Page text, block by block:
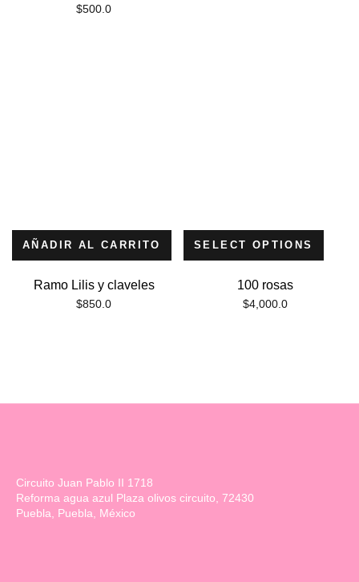
$500.0
AÑADIR AL CARRITO
Ramo Lilis y claveles
$850.0
SELECT OPTIONS
100 rosas
$4,000.0
Circuito Juan Pablo II 1718
Reforma agua azul Plaza olivos circuito, 72430
Puebla, Puebla, México